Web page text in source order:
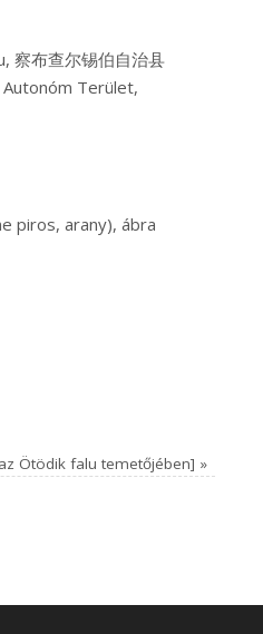
察布查尔锡伯自治县
Autonóm Terület,
piros, arany), ábra
Ötödik falu temetőjében] »